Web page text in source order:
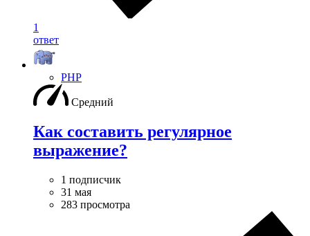
1
ответ
PHP
Средний
Как составить регулярное
выражение?
1 подписчик
31 мая
283 просмотра